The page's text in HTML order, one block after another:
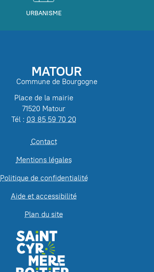
URBANISME
MATOUR
Commune de Bourgogne
Place de la mairie
71520 Matour
Tél : 03 85 59 70 20
Contact
Mentions légales
Politique de confidentialité
Aide et accessibilité
Plan du site